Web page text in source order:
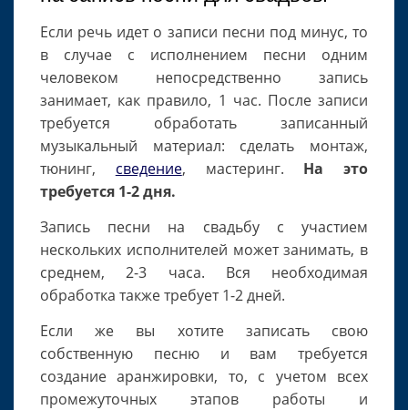
Если речь идет о записи песни под минус, то
в случае с исполнением песни одним
человеком непосредственно запись
занимает, как правило, 1 час. После записи
требуется обработать записанный
музыкальный материал: сделать монтаж,
тюнинг, сведение, мастеринг. На это
требуется 1-2 дня.
Запись песни на свадьбу с участием
нескольких исполнителей может занимать, в
среднем, 2-3 часа. Вся необходимая
обработка также требует 1-2 дней.
Если же вы хотите записать свою
собственную песню и вам требуется
создание аранжировки, то, с учетом всех
промежуточных этапов работы и